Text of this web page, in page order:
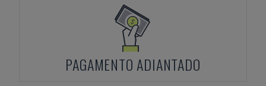
PAGAMENTO ADIANTADO